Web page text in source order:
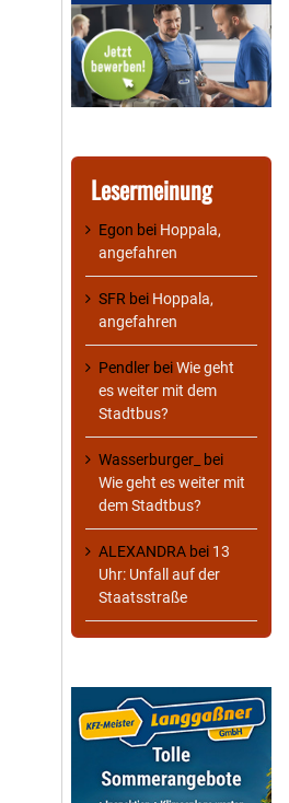
Lesermeinung
Egon bei Hoppala,
angefahren
SFR bei Hoppala,
angefahren
Pendler beiWie geht
es weiter mit dem
Stadtbus?
Wasserburger_
bei
Wie geht es weiter mit
dem Stadtbus?
ALEXANDRA bei 13
Uhr: Unfall auf der
Staatsstraße